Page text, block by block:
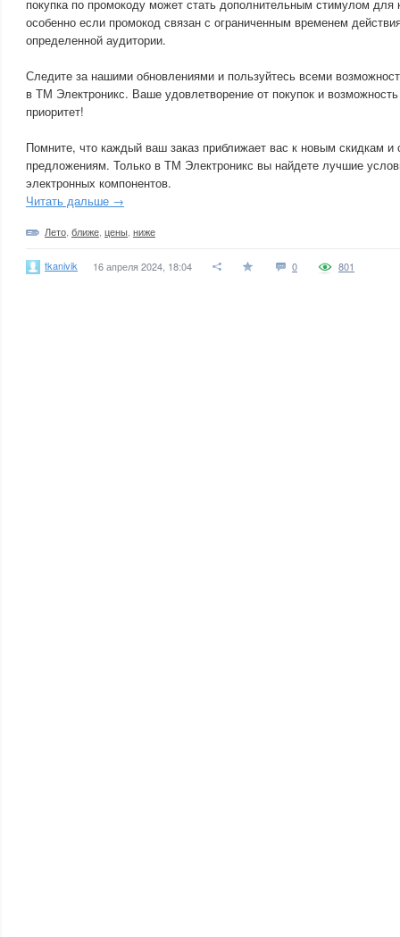
покупка по промокоду может стать дополнительным стимулом для
особенно если промокод связан с ограниченным временем
определенной аудитории.
Следите за нашими обновлениями и пользуйтесь всеми
в ТМ Электроникс. Ваше удовлетворение от покупок и
приоритет!
Помните, что каждый ваш заказ приближает вас к новым скидкам и
предложениям. Только в ТМ Электроникс вы найдете лучшие
электронных компонентов.
Читать дальше →
Лето ближе цены ниже
tkanivik 16 апреля 2024, 18:04 0 801